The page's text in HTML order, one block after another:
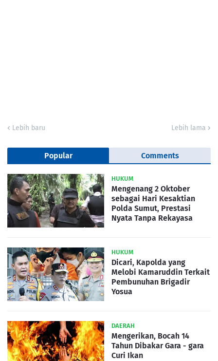
Lebih baru Lebih lama
Popular Comments
HUKUM
Mengenang 2 Oktober
sebagai Hari Kesaktian
Polda Sumut, Prestasi
Nyata Tanpa Rekayasa
HUKUM
Dicari, Kapolda yang
Melobi Kamaruddin Terkait
Pembunuhan Brigadir
Yosua
DAERAH
Mengerikan, Bocah 14
Tahun Dibakar Gara - gara
Curi Ikan